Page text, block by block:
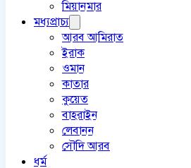
মিয়ানমার
মধ্যপ্রাচ্য
আরব আমিরাত
ইরাক
ওমান
কাতার
কুয়েত
বাহরাইন
লেবানন
সৌদি আরব
ধর্ম